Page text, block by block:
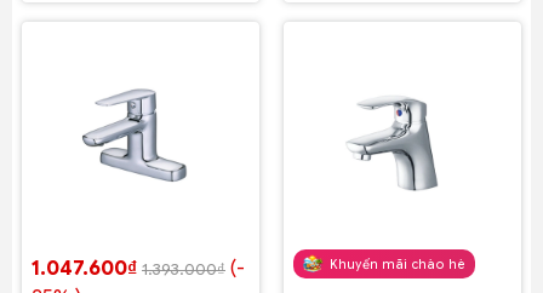
1.047.600₫ 1.393.000₫ (-
Khuyến mãi chào hè